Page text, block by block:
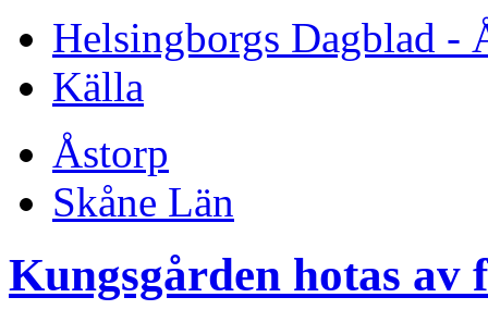
Helsingborgs Dagblad -
Källa
Åstorp
Skåne Län
Kungsgården hotas av